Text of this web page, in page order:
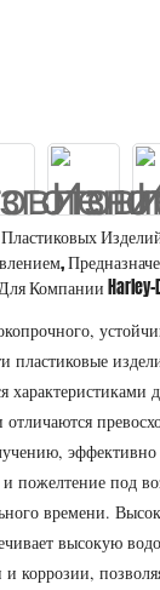
Компании Harley-
пластиковые
пожелтение под
времени.
высокую
коррозии,